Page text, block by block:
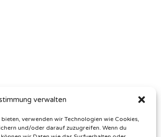
verwalten
verwenden wir Technologien wie Cookies,
und/oder darauf zuzugreifen. Wenn du